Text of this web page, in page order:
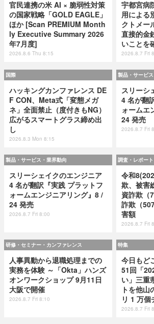
官民連携の米 AI × 脆弱性対策
の国家戦略「GOLD EAGLE」
ほか [Scan PREMIUM Month
ly Executive Summary 2026
年7月度]
2026.8.6 Thu 8:15
宇都宮病
用による
クトメー
直接的金
いことを
2026.8.7 Fri
国際
ハッキングカンファレンス DE
F CON、Meta式「変態メガ
ネ」全面禁止（度付きもNG）
広がるスマートグラス締め出
し
2026.8.3 Mon 8:15
製品・サービ
スリーシ
4 名が翻
ォームエ
24 発売
2026.8.7 Fri
製品・サービス・業界動向
スリーシェイクのエンジニア
4 名が翻訳『実践 プラットフ
ォームエンジニアリング』8 /
24 発売
2026.8.7 Fri 8:00
調査・レポー
令和
欺、被害
資詐欺（
詐欺（
害額
2026.8.7 Fri
研修・セミナー・カンファレンス
人事異動から退職処理までの
実務を体験 ～「Okta」ハンズ
オンワークショップ 9月11日
大阪で開催
2026.8.7 Fri 8:10
特集
今日もど
51回「
い」三重
トを他
リ 1 万個
2026.8.7 Fri